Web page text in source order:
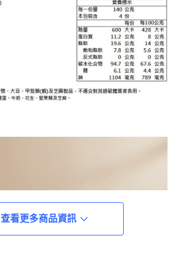
查看更多商品資訊